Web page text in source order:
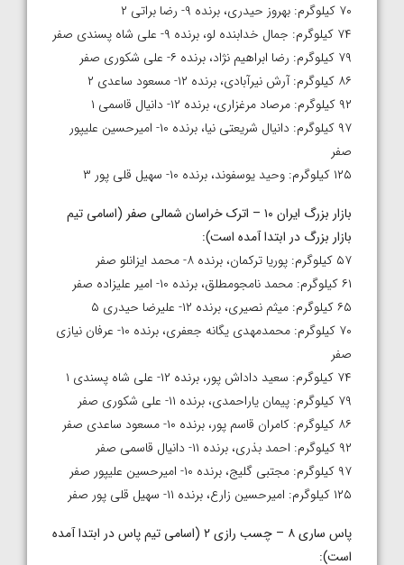
۷۰ کیلوگرم: بهروز حیدری، برنده ۹- رضا براتی ۲
۷۴ کیلوگرم: جمال خدابنده لو، برنده ۹- علی شاه پسندی صفر
۷۹ کیلوگرم: رضا ابراهیم نژاد، برنده ۶- علی شکوری صفر
۸۶ کیلوگرم: آرش نیرآبادی، برنده ۱۲- مسعود ساعدی ۲
۹۲ کیلوگرم: مرصاد مرغزاری، برنده ۱۲- دانیال قاسمی ۱
۹۷ کیلوگرم: دانیال شریعتی نیا، برنده ۱۰- امیرحسین علیپور
صفر
۱۲۵ کیلوگرم: وحید یوسفوند، برنده ۱۰- سهیل قلی پور ۳
بازار بزرگ ایران ۱۰ – اترک خراسان شمالی صفر (اسامی تیم
بازار بزرگ در ابتدا آمده است):
۵۷ کیلوگرم: پوریا ترکمان، برنده ۸- محمد ایزانلو صفر
۶۱ کیلوگرم: محمد نامجومطلق، برنده ۱۰- امیر علیزاده صفر
۶۵ کیلوگرم: میثم نصیری، برنده ۱۲- علیرضا حیدری ۵
۷۰ کیلوگرم: محمدمهدی یگانه جعفری، برنده ۱۰- عرفان نیازی
صفر
۷۴ کیلوگرم: سعید داداش پور، برنده ۱۲- علی شاه پسندی ۱
۷۹ کیلوگرم: پیمان یاراحمدی، برنده ۱۱- علی شکوری صفر
۸۶ کیلوگرم: کامران قاسم پور، برنده ۱۰- مسعود ساعدی صفر
۹۲ کیلوگرم: احمد بذری، برنده ۱۱- دانیال قاسمی صفر
۹۷ کیلوگرم: مجتبی گلیج، برنده ۱۰- امیرحسین علیپور صفر
۱۲۵ کیلوگرم: امیرحسین زارع، برنده ۱۱- سهیل قلی پور صفر
پاس ساری ۸ – چسب رازی ۲ (اسامی تیم پاس در ابتدا آمده
است):